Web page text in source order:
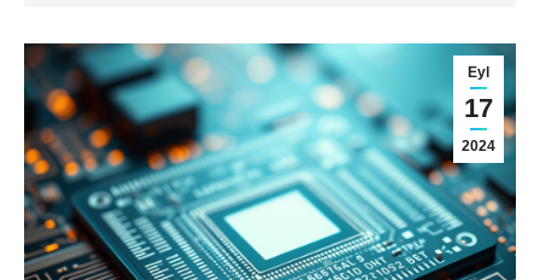
Eyl
17
2024